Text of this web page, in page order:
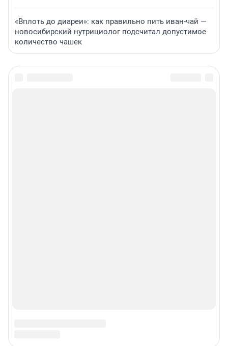
«Вплоть до диареи»: как правильно пить иван-чай —
новосибирский нутрициолог подсчитал допустимое
количество чашек